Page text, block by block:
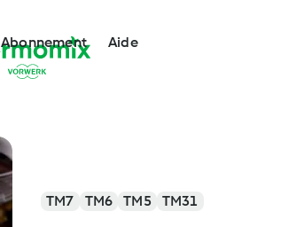
Abonnement Aide
TM7 TM6 TM5 TM31